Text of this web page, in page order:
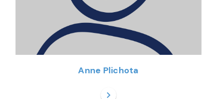
Anne Plichota
chevron_right